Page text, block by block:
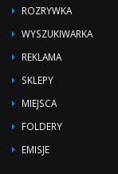
ROZRYWKA
WYSZUKIWARKA
REKLAMA
SKLEPY
MIEJSCA
FOLDERY
EMISJE